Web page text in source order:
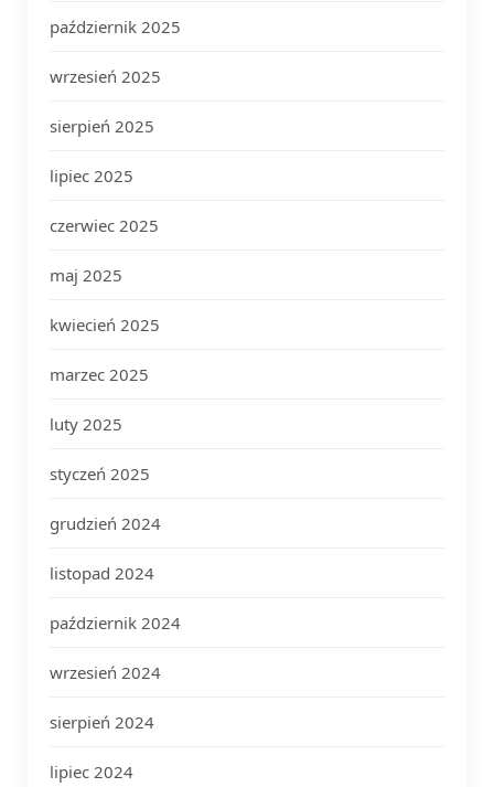
październik 2025
wrzesień 2025
sierpień 2025
lipiec 2025
czerwiec 2025
maj 2025
kwiecień 2025
marzec 2025
luty 2025
styczeń 2025
grudzień 2024
listopad 2024
październik 2024
wrzesień 2024
sierpień 2024
lipiec 2024